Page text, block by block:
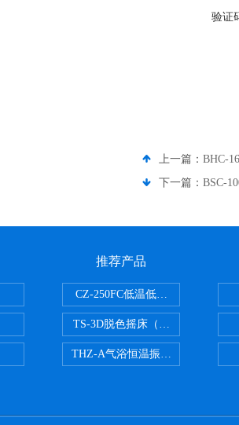
验证
上一篇： BHC-
下一篇： BSC-
推荐产品
CZ-250FC低温低湿种子储藏柜
TS-3D脱色摇床（三维运动）
THZ-A气浴恒温振荡器